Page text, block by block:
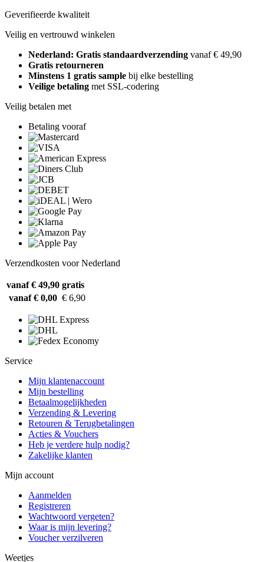
Geverifieerde kwaliteit
Veilig en vertrouwd winkelen
Nederland: Gratis standaardverzending vanaf € 49,90
Gratis retourneren
Minstens 1 gratis sample bij elke bestelling
Veilige betaling met SSL-codering
Veilig betalen met
Betaling vooraf
Verzendkosten voor Nederland
vanaf € 49,90 gratis
vanaf € 0,00 € 6,90
Service
Mijn klantenaccount
Mijn bestelling
Betaalmogelijkheden
Verzending & Levering
Retouren & Terugbetalingen
Acties & Vouchers
Heb je verdere hulp nodig?
Zakelijke klanten
Mijn account
Aanmelden
Registreren
Wachtwoord vergeten?
Waar is mijn levering?
Voucher verzilveren
Weetjes